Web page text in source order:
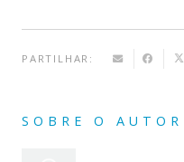
PARTILHAR:
SOBRE O AUTOR